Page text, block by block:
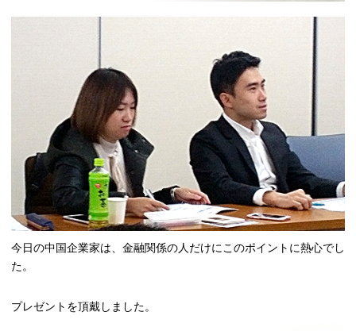
今日の中国企業家は、金融関係の人だけにこのポイントに熱心でし
た。
プレゼントを頂戴しました。